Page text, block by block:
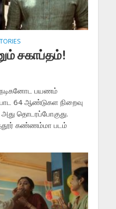
சகாப்தம்!
பயணம்
64 ஆண்டுகள நிறைவு
அது தொடரப்போகுது.
கண்ணம்மா படம்